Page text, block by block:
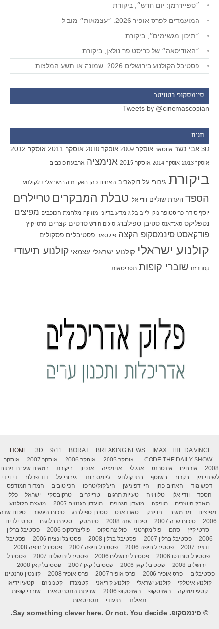
״ספיידרמן: יום חדש״, ביקורת
המועמדים לפרס אופיר 2026: ״עצמאות״ מוביל
״תיכון מגשימים״, ביקורת
״האודיסאה״ של כריסטופר נולאן, ביקורת
פסטיבל הקולנוע בירושלים 2026: שמונה או תשע המלצות
סינמסקופ בטוויטר
Tweets by @cinemascopian
תגים
3D אבי נשר אווטאר אוסקר 2009 אוסקר 2010 אוסקר 2011 אוסקר 2012
אוסקר 2013 אוסקר 2014 אוסקר 2015 אנימציה ארבעה כוכבים
ביקורת גיבורי על דוקאביב האחים כהן האקדמיה הישראלית לקולנוע
הספד הערת שוליים וודי אלן טבלת המבקרים טריילרים
יוסף סידר כריסטופר נולן לייב בלוג מדע בדיוני מוזיקה מלחמת הכוכבים מפיצים
נטפליקס סאנדאנס סטיבן ספילברג סיכום חודש סרטים קצרים סרטי קיץ
פודקאסט סינמסקופ הקצה פיקסאר פסטיבלים פסקולים
קולנוע ישראלי קולנוע ישראלי עצמאי קולנוע תיעודי
קטנוניזם שוברי קופות תסריטאות
HOME 3D 9/11 BORAT BREAKING NEWS IMAX
THE DA VINCI
CODE THE DAILY SHOW אוסקר 2005 אוסקר 2006 אוסקר 2007
אוסקר
2008
אורחים אינטרנט אנג לי אנימציה ארכיון ביקורת
במאים שעברו ניתוח
לשינוי מין
בקרוב בשוטף בתי קולנוע ג'יימס בונד גיבורי על דוד פרלוב
די.וי.די
דפש מוד
האחים כהן היי דפינישן היצ'קוק/טריפו הכי טובים
המדור המודפס
הספד
וודי אלן טלוויזיה טעויות תרגום טריילרים טרקובסקי ישראל
כללי
מאבק היוצרים
מוזיקה מועדון הגנוזים מועדון הגנוזים 2007
מועצת הקולנוע
מפיצים
מר משיב ניו יורק סאנדאנס סטיבן ספילברג סיכום העשור
סיכום שנה
2006
סיכום שנה 2007 סיכום שנה 2008 סינמטק סקירת בלוגים
סרטי ילדים
סרטי קיץ
סתם פול מקרטני פוליצרוסקופ פוליצרסקופ 2006
פסטיבל ברלין
2006
פסטיבל ברלין 2007 פסטיבל ברלין 2008 פסטיבל ונציה 2006
פסטיבל
ונציה 2007
פסטיבל חיפה 2006 פסטיבל חיפה 2007
פסטיבל חיפה 2008
פסטיבל טורונטו 2006
פסטיבל ירושלים 2006 פסטיבל ירושלים 2007
פסטיבל
ירושלים 2008
פסטיבל קאן 2006 פסטיבל קאן 2007
פסטיבל קאן 2008
פסטיבלים
פרס אופיר 2006 פרס אופיר 2007 פרס אופיר 2008
קוונטין טרנטינו
קולנוע איטלקי
קולנוע ישראלי קולנוע קוריאני קטמנדו קטנוניזם
קטעי וידיאו
קטעי מוזיקה
ראזיסקופ ראזיסקופ 2006 שביתת התסריטאים
שוברי קופות
תאילנד
תיעודי תסריטאות
© סינמסקופ. Say something clever here. Or not. You decide.